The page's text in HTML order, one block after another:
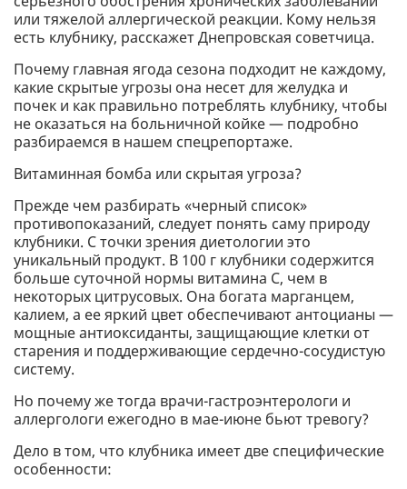
или тяжелой аллергической реакции. Кому нельзя
есть клубнику, расскажет Днепровская советчица.
Почему главная ягода сезона подходит не каждому,
какие скрытые угрозы она несет для желудка и
почек и как правильно потреблять клубнику, чтобы
не оказаться на больничной койке — подробно
разбираемся в нашем спецрепортаже.
Витаминная бомба или скрытая угроза?
Прежде чем разбирать «черный список»
противопоказаний, следует понять саму природу
клубники. С точки зрения диетологии это
уникальный продукт. В 100 г клубники содержится
больше суточной нормы витамина С, чем в
некоторых цитрусовых. Она богата марганцем,
калием, а ее яркий цвет обеспечивают антоцианы —
мощные антиоксиданты, защищающие клетки от
старения и поддерживающие сердечно-сосудистую
систему.
Но почему же тогда врачи-гастроэнтерологи и
аллергологи ежегодно в мае-июне бьют тревогу?
Дело в том, что клубника имеет две специфические
особенности: